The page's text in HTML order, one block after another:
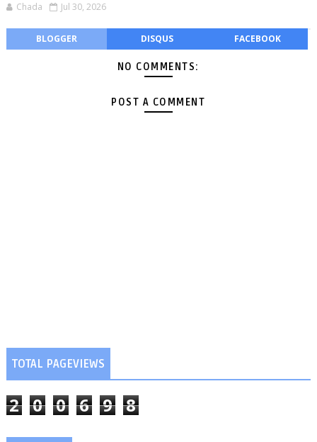
Chada Jul 30, 2026
BLOGGER DISQUS FACEBOOK
NO COMMENTS:
POST A COMMENT
TOTAL PAGEVIEWS
2 0 0 6 9 8